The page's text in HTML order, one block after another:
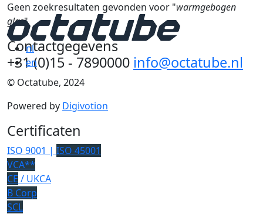
nl
en
Geen zoekresultaten gevonden voor "warmgebogen
glas"
Contactgegevens
+31 (0)15 - 7890000 info@octatube.nl
© Octatube, 2024
Powered by Digivotion
Certificaten
ISO 9001 | ISO 45001
VCA**
CE / UKCA
B Corp
SCL